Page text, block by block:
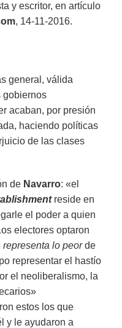
y escritor, en artículo
, 14-11-2016.
general, válida
gobiernos
acaban, por presión
haciendo políticas
de las clases
de Navarro: «el
reside en
el poder a quien
electores optaron
representa lo peorde
representar el hastío
el neoliberalismo, la
estos los que
y le ayudaron a